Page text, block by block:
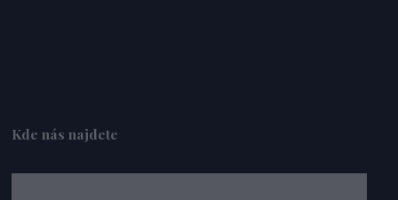
Kde nás najdete